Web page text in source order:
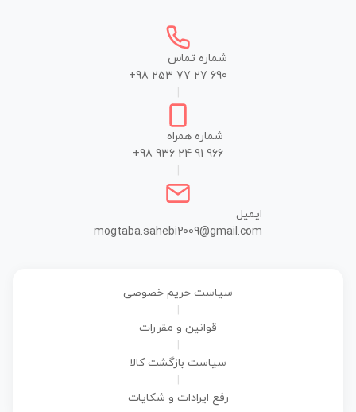
شماره تماس
+98 253 77 27 690
شماره همراه
+98 936 24 91 966
ایمیل
mogtaba.sahebi2009@gmail.com
سیاست حریم خصوصی
قوانین و مقررات
سیاست بازگشت کالا
رفع ایرادات و شکایات